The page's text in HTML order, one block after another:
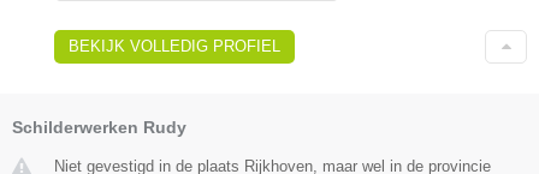
BEKIJK VOLLEDIG PROFIEL
Schilderwerken Rudy
Niet gevestigd in de plaats Rijkhoven, maar wel in de provincie